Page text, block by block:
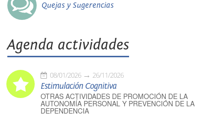
Quejas y Sugerencias
Agenda actividades
08/01/2026 26/11/2026
Estimulación Cognitiva
OTRAS ACTIVIDADES DE PROMOCIÓN DE LA
AUTONOMÍA PERSONAL Y PREVENCIÓN DE LA
DEPENDENCIA